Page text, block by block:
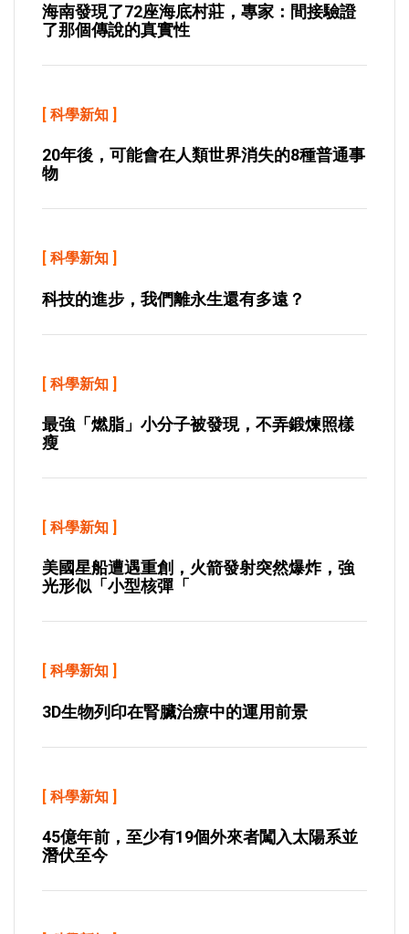
海南發現了72座海底村莊，專家：間接驗證
了那個傳說的真實性
[ 科學新知 ]
20年後，可能會在人類世界消失的8種普通事
物
[ 科學新知 ]
科技的進步，我們離永生還有多遠？
[ 科學新知 ]
最強「燃脂」小分子被發現，不弄鍛煉照樣
瘦
[ 科學新知 ]
美國星船遭遇重創，火箭發射突然爆炸，強
光形似「小型核彈「
[ 科學新知 ]
3D生物列印在腎臟治療中的運用前景
[ 科學新知 ]
45億年前，至少有19個外來者闖入太陽系並
潛伏至今